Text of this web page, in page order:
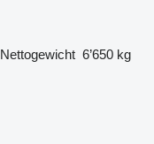
Nettogewicht 6’650 kg